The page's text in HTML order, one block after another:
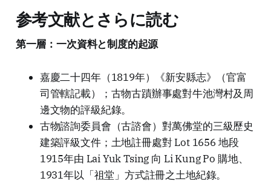
参考文献とさらに読む
第一層：一次資料と制度的起源
嘉慶二十四年（1819年）《新安縣志》（官富
司管轄記載）；古物古蹟辦事處對牛池灣村及周
邊文物的評級紀錄。
古物諮詢委員會（古諮會）對萬佛堂的三級歷史
建築評級文件；土地註冊處對 Lot 1656 地段
1915年由 Lai Yuk Tsing 向 Li Kung Po 購地、
1931年以「祖堂」方式註冊之土地紀錄。